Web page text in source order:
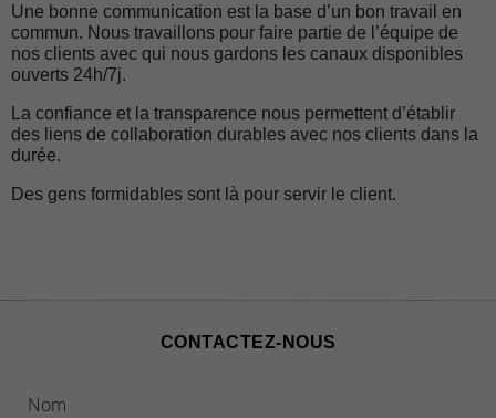
Une bonne communication est la base d’un bon travail en
commun. Nous travaillons pour faire partie de l’équipe de
nos clients avec qui nous gardons les canaux disponibles
ouverts 24h/7j.
La confiance et la transparence nous permettent d’établir
des liens de collaboration durables avec nos clients dans la
durée.
Des gens formidables sont là pour servir le client.
CONTACTEZ-NOUS
Nom